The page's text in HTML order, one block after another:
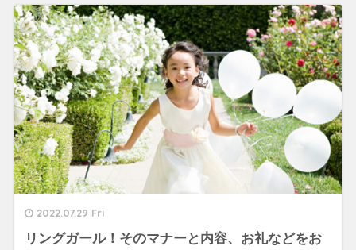
2022.07.29 Fri
リングガール！そのマナーと内容、お礼などをお